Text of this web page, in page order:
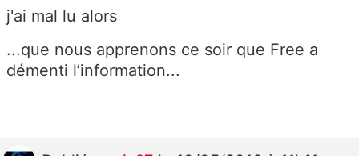
j'ai mal lu alors
...que nous apprenons ce soir que Free a
démenti l’information...